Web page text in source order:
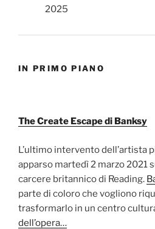
IN PRIMO PIANO
The Create Escape di Banksy
L’ultimo intervento dell’artista
apparso martedì 2 marzo 2021
carcere britannico di Reading.
parte di coloro che vogliono
trasformarlo in un centro
dell’opera…